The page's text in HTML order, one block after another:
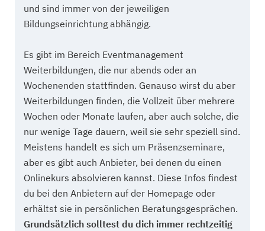
und sind immer von der jeweiligen
Bildungseinrichtung abhängig.
Es gibt im Bereich Eventmanagement
Weiterbildungen, die nur abends oder an
Wochenenden stattfinden. Genauso wirst du aber
Weiterbildungen finden, die Vollzeit über mehrere
Wochen oder Monate laufen, aber auch solche, die
nur wenige Tage dauern, weil sie sehr speziell sind.
Meistens handelt es sich um Präsenzseminare,
aber es gibt auch Anbieter, bei denen du einen
Onlinekurs absolvieren kannst. Diese Infos findest
du bei den Anbietern auf der Homepage oder
erhältst sie in persönlichen Beratungsgesprächen.
Grundsätzlich solltest du dich immer rechtzeitig